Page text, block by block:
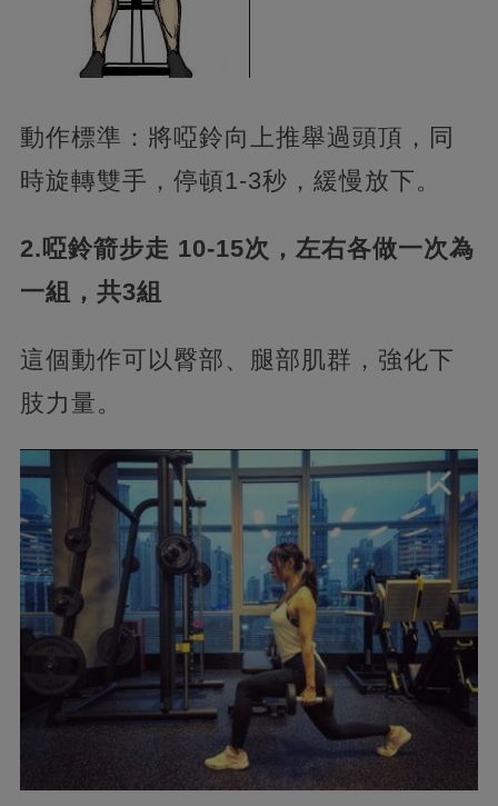
動作標準：將啞鈴向上推舉過頭頂，同
時旋轉雙手，停頓1-3秒，緩慢放下。
2.啞鈴箭步走 10-15次，左右各做一次為
一組，共3組
這個動作可以臀部、腿部肌群，強化下
肢力量。